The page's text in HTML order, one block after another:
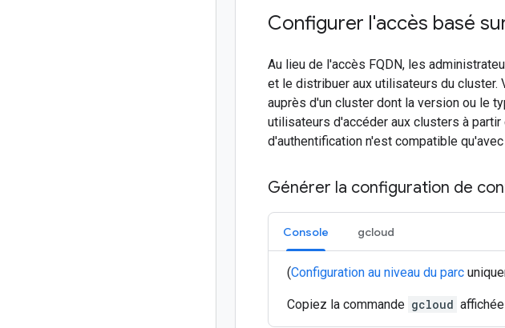
Configurer l'accès basé
Au lieu de l'accès FQDN, les
et le distribuer aux utilisateurs du
auprès d'un cluster dont la version ou le
utilisateurs d'accéder aux clusters à
d'authentification n'est compatible
Générer la configuration de
Console gcloud
(Configuration au niveau du parc
Copiez la commande gcloud